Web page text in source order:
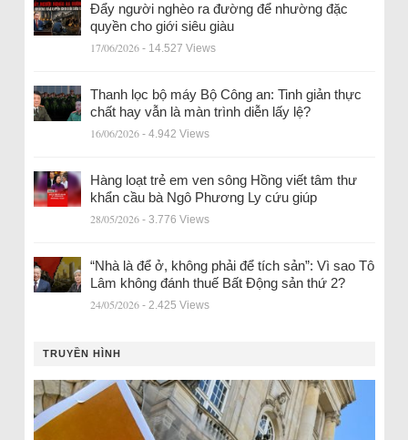
Đẩy người nghèo ra đường để nhường đặc
quyền cho giới siêu giàu
17/06/2026 - 14.527 Views
Thanh lọc bộ máy Bộ Công an: Tinh giản thực
chất hay vẫn là màn trình diễn lấy lệ?
16/06/2026 - 4.942 Views
Hàng loạt trẻ em ven sông Hồng viết tâm thư
khẩn cầu bà Ngô Phương Ly cứu giúp
28/05/2026 - 3.776 Views
“Nhà là để ở, không phải để tích sản”: Vì sao Tô
Lâm không đánh thuế Bất Động sản thứ 2?
24/05/2026 - 2.425 Views
TRUYỀN HÌNH